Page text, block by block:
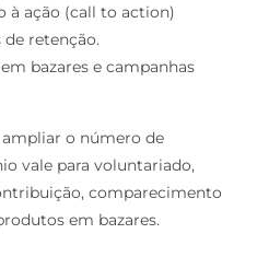
à ação (call to action)
retenção.
bazares e campanhas
ampliar o número de
vale para voluntariado,
comparecimento
em bazares.